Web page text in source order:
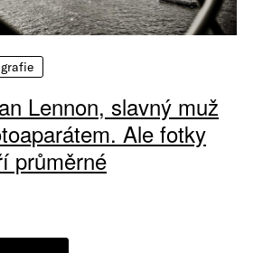
Lennon, slavný muž
Ale fotky
průměrné